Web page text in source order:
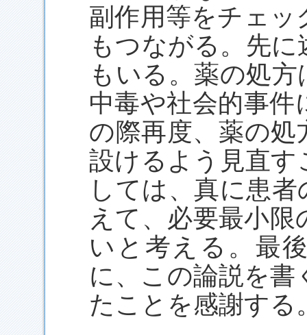
副作用等をチェ
もつながる。先
もいる。薬の処
中毒や社会的事
の際再度、薬の
設けるよう見直す
しては、真に患
えて、必要最小
いと考える。最
に、この論説を
たことを感謝する